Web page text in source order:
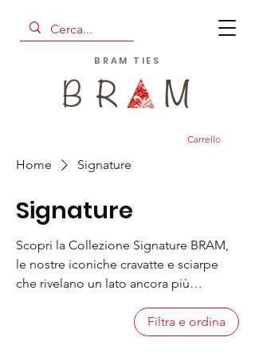
BRAM TIES
Carrello
Home Signature
Signature
Scopri la Collezione Signature BRAM,
le nostre iconiche cravatte e sciarpe
che rivelano un lato ancora più
autentico per giungere a sofisticati ed
imprevedibili modelli, sempre
Filtra e ordina